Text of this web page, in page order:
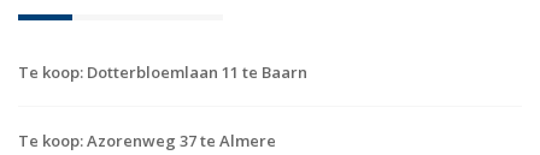
Te koop: Dotterbloemlaan 11 te Baarn
Te koop: Azorenweg 37 te Almere